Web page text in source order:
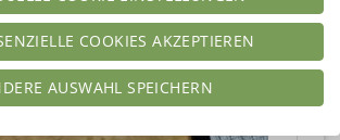
ist, mach ich es mit einer
- geht schnell.
COOKIES AKZEPTIEREN
AUSWAHL SPEICHERN